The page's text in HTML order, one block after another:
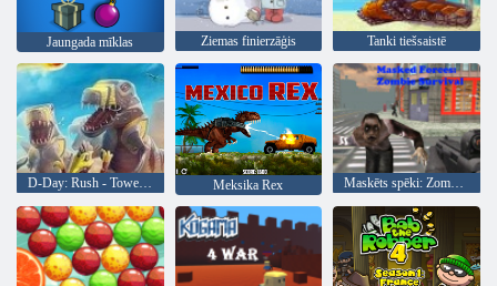
Jaungada mīklas Ziemas finierzāģis Tanki tiešsaistē
D-Day: Rush - Tower Defense Meksika Rex Maskēts spēki: Zombie Survival